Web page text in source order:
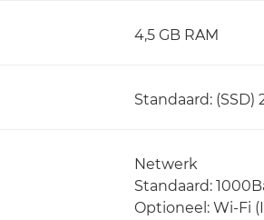
4,5 GB RAM
Standaard: (SSD)
Netwerk
Standaard:
Optioneel: Wi-Fi